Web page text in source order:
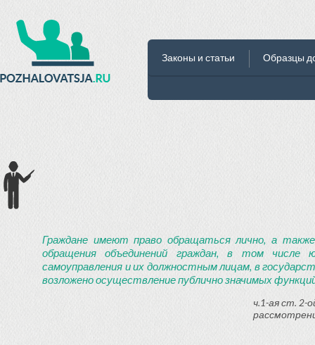
Законы и статьи Образцы
Граждане имеют право обращаться лично, а
обращения объединений граждан, в том числе
самоуправления и их должностным лицам, в
возложено осуществление публично значимых
ч.1-ая ст. 2-